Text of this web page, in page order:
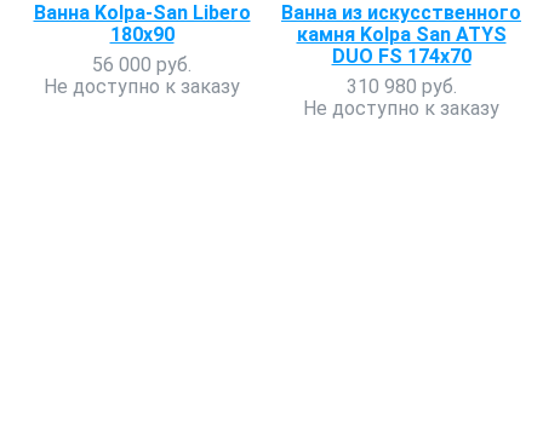
Ванна Kolpa-San Libero
180х90
56 000 руб.
Не доступно к заказу
Ванна из искусственного
камня Kolpa San ATYS
DUO FS 174x70
310 980 руб.
Не доступно к заказу